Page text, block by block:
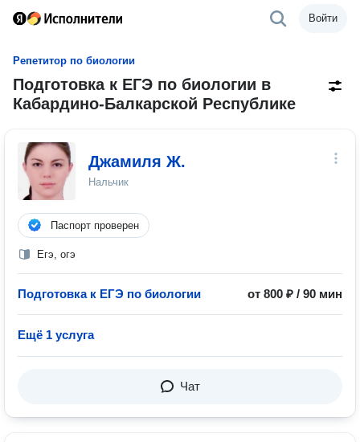
Войти
Репетитор по биологии
Подготовка к ЕГЭ по биологии в
Кабардино-Балкарской Республике
Джамиля Ж.
Нальчик
Паспорт проверен
Егэ, огэ
Подготовка к ЕГЭ по биологии от 800 ₽ / 90 мин
Ещё 1 услуга
Чат